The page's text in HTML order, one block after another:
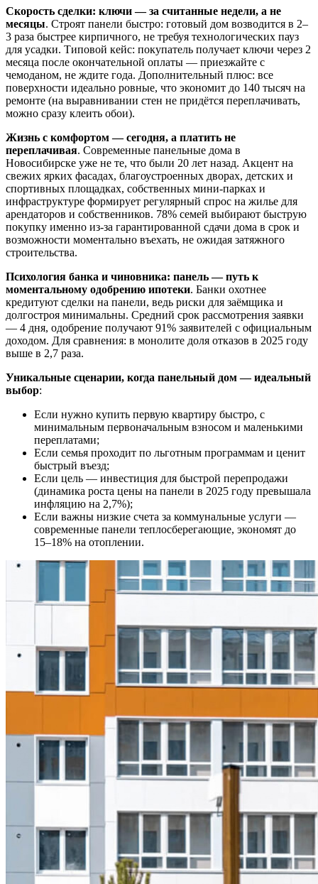
Скорость сделки: ключи — за считанные недели, а не
месяцы. Строят панели быстро: готовый дом возводится в 2–
3 раза быстрее кирпичного, не требуя технологических пауз
для усадки. Типовой кейс: покупатель получает ключи через 2
месяца после окончательной оплаты — приезжайте с
чемоданом, не ждите года. Дополнительный плюс: все
поверхности идеально ровные, что экономит до 140 тысяч на
ремонте (на выравнивании стен не придётся переплачивать,
можно сразу клеить обои).
Жизнь с комфортом — сегодня, а платить не
переплачивая. Современные панельные дома в
Новосибирске уже не те, что были 20 лет назад. Акцент на
свежих ярких фасадах, благоустроенных дворах, детских и
спортивных площадках, собственных мини-парках и
инфраструктуре формирует регулярный спрос на жилье для
арендаторов и собственников. 78% семей выбирают быструю
покупку именно из-за гарантированной сдачи дома в срок и
возможности моментально въехать, не ожидая затяжного
строительства.
Психология банка и чиновника: панель — путь к
моментальному одобрению ипотеки. Банки охотнее
кредитуют сделки на панели, ведь риски для заёмщика и
долгостроя минимальны. Средний срок рассмотрения заявки
— 4 дня, одобрение получают 91% заявителей с официальным
доходом. Для сравнения: в монолите доля отказов в 2025 году
выше в 2,7 раза.
Уникальные сценарии, когда панельный дом — идеальный
выбор:
Если нужно купить первую квартиру быстро, с
минимальным первоначальным взносом и маленькими
переплатами;
Если семья проходит по льготным программам и ценит
быстрый въезд;
Если цель — инвестиция для быстрой перепродажи
(динамика роста цены на панели в 2025 году превышала
инфляцию на 2,7%);
Если важны низкие счета за коммунальные услуги —
современные панели теплосберегающие, экономят до
15–18% на отоплении.